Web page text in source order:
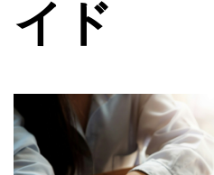
イド